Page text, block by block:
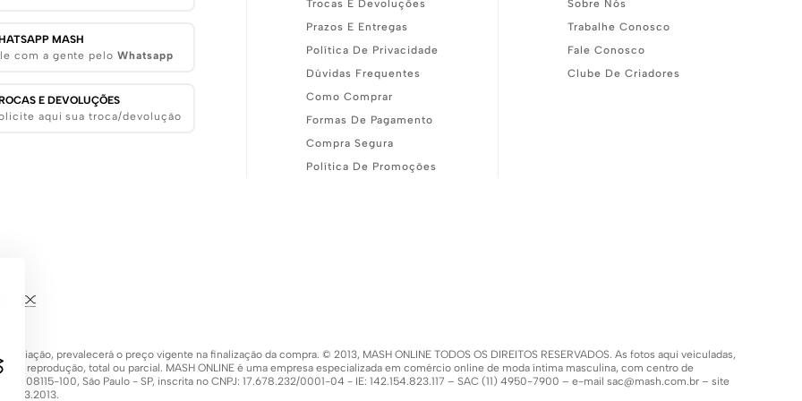
MASH
com a gente peloWhatsapp
E DEVOLUÇÕES
aqui sua troca/devolução
Trocas E Devoluções
Prazos E Entregas
Política De Privacidade
Dúvidas Frequentes
Como Comprar
Formas De Pagamento
Compra Segura
Política De Promoções
Sobre Nós
Trabalhe Conosco
Fale Conosco
Clube De Criadores
prevalecerá o preço vigente na finalização da compra. © 2013, MASH ONLINE TODOS OS DIREITOS RESERVADOS. As fotos aqui veiculadas,
sua reprodução, total ou parcial. MASH ONLINE é uma empresa especializada em comércio online de moda íntima masculina, com centro de
08115-100, São Paulo - SP, inscrita no CNPJ: 17.678.232/0001-04 - IE: 142.154.823.117 – SAC (11) 4950-7900 – e-mailsac@mash.com.br – site